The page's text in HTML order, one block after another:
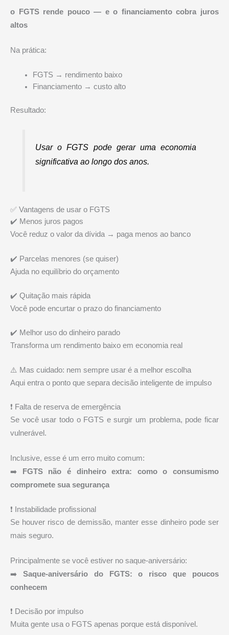
o FGTS rende pouco — e o financiamento cobra juros
altos
Na prática:
FGTS → rendimento baixo
Financiamento → custo alto
Resultado:
Usar o FGTS pode gerar uma economia
significativa ao longo dos anos.
✅ Vantagens de usar o FGTS
✔️ Menos juros pagos
Você reduz o valor da dívida → paga menos ao banco
✔️ Parcelas menores (se quiser)
Ajuda no equilíbrio do orçamento
✔️ Quitação mais rápida
Você pode encurtar o prazo do financiamento
✔️ Melhor uso do dinheiro parado
Transforma um rendimento baixo em economia real
⚠️ Mas cuidado: nem sempre usar é a melhor escolha
Aqui entra o ponto que separa decisão inteligente de impulso
❗ Falta de reserva de emergência
Se você usar todo o FGTS e surgir um problema, pode ficar
vulnerável.
Inclusive, esse é um erro muito comum:
➡️
FGTS não é dinheiro extra: como o consumismo
compromete sua segurança
❗ Instabilidade profissional
Se houver risco de demissão, manter esse dinheiro pode ser
mais seguro.
Principalmente se você estiver no saque-aniversário:
➡️ Saque-aniversário do FGTS: o risco que poucos
conhecem
❗ Decisão por impulso
Muita gente usa o FGTS apenas porque está disponível.